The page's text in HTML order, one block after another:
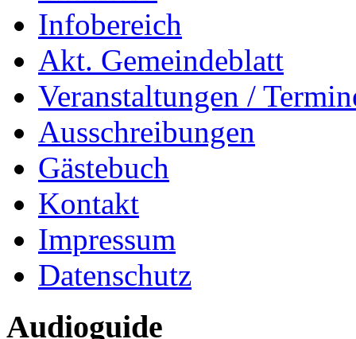
Infobereich
Akt. Gemeindeblatt
Veranstaltungen /
Ausschreibungen
Gästebuch
Kontakt
Impressum
Datenschutz
Audioguide